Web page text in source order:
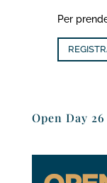
Per
Open Day